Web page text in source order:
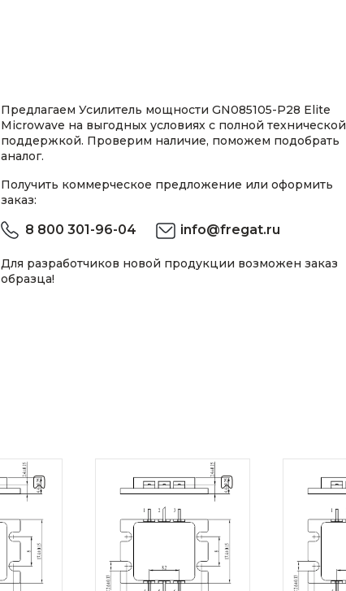
Предлагаем Усилитель мощности GN085105-P28 Elite
Microwave на выгодных условиях с полной технической
поддержкой. Проверим наличие, поможем подобрать
аналог.
Получить коммерческое предложение или оформить
заказ:
8 800 301-96-04 info@fregat.ru
Для разработчиков новой продукции возможен заказ
образца!